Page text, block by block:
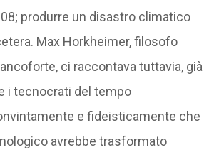
produrre un disastro climatico
Max Horkheimer, filosofo
ci raccontava tuttavia, già
i tecnocrati del tempo
e fideisticamente che
avrebbe trasformato